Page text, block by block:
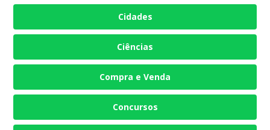
Cidades
Ciências
Compra e Venda
Concursos